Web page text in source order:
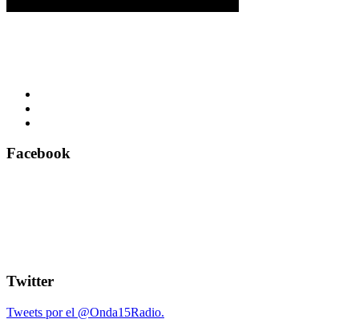
Facebook
Twitter
Tweets por el @Onda15Radio.